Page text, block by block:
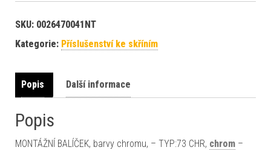
SKU: 0026470041NT
Kategorie: Příslušenství ke skříním
Popis Další informace
Popis
MONTÁŽNÍ BALÍČEK, barvy chromu, – TYP:73 CHR, chrom –